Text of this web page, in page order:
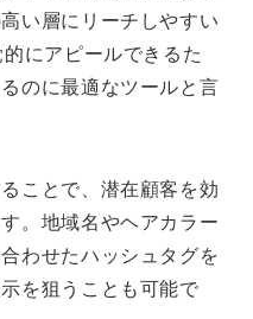
い層にリーチしやすい
にアピールできるた
のに最適なツールと言
ことで、潜在顧客を効
。地域名やヘアカラー
わせたハッシュタグを
を狙うことも可能で